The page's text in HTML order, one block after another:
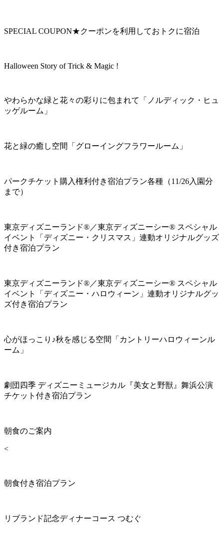
SPECIAL COUPON★クーポンを利用しておトクに宿泊
Halloween Story of Trick & Magic !
やわらかな緑と花々の彩りに包まれて「ノルディック・ヒュ
ッゲルーム」
花と緑の癒し空間「グローイングフラワールーム」
パークチケット購入権利付き宿泊プラン各種（11/26入園分
まで）
東京ディズニーランド®／東京ディズニーシー® スペシャル
イベント「ディズニー・クリスマス」連動オリジナルグッズ
付き宿泊プラン
東京ディズニーランド®／東京ディズニーシー® スペシャル
イベント「ディズニー・ハロウィーン」連動オリジナルグッ
ズ付き宿泊プラン
心がほっこり♪秋を感じる空間「カントリーハロウィーンル
ーム」
劇団四季 ディズニーミュージカル『美女と野獣』舞浜公演
チケット付き宿泊プラン
朝食のご案内
<
朝食付き宿泊プラン
リブランド記念ディナーコース つむぐ